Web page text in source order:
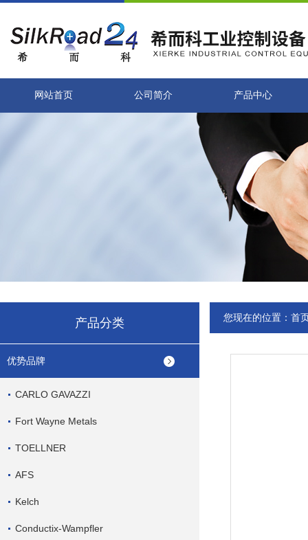
网站首页 公司简介 产品中心
产品分类
优势品牌
CARLO GAVAZZI
Fort Wayne Metals
TOELLNER
AFS
Kelch
Conductix-Wampfler
您现在的位置： 首